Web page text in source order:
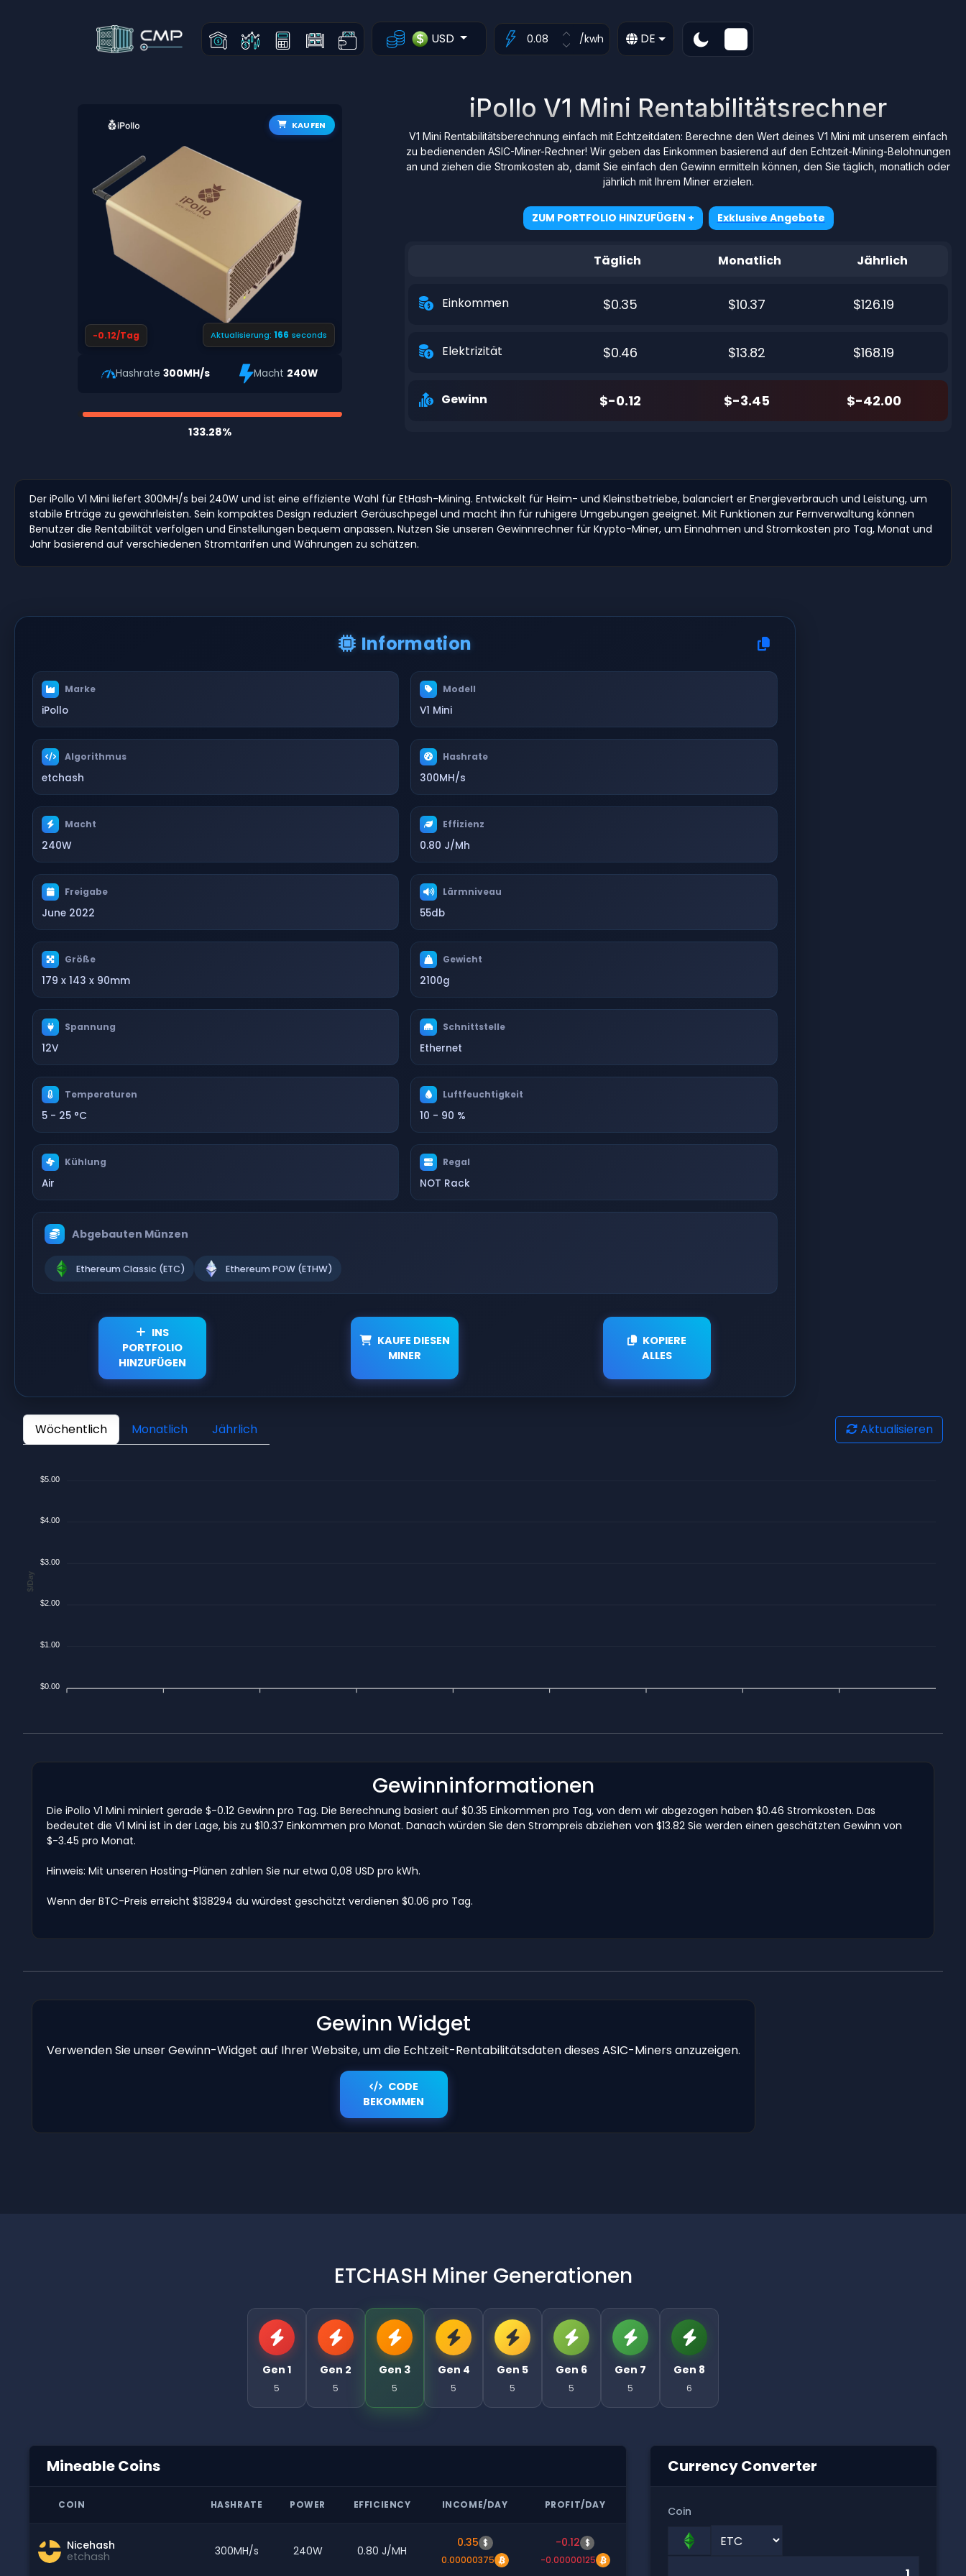
USD /kwh DE
KAUFEN
-0.12/Tag Aktualisierung: 165 seconds
Hashrate300MH/s Macht 240W
133.28%
iPollo V1 Mini Rentabilitätsrechner
V1 Mini Rentabilitätsberechnung einfach mit Echtzeitdaten: Berechne den Wert deines V1 Mini mit unserem einfach
zu bedienenden ASIC-Miner-Rechner! Wir geben das Einkommen basierend auf den Echtzeit-Mining-Belohnungen
an und ziehen die Stromkosten ab, damit Sie einfach den Gewinn ermitteln können, den Sie täglich, monatlich oder
jährlich mit Ihrem Miner erzielen.
ZUM PORTFOLIO HINZUFÜGEN + Exklusive Angebote
Täglich Monatlich Jährlich
Einkommen $0.35 $10.37 $126.19
Elektrizität $0.46 $13.82 $168.19
Gewinn $-0.12 $-3.45 $-42.00
Der iPollo V1 Mini liefert 300MH/s bei 240W und ist eine effiziente Wahl für EtHash-Mining. Entwickelt für Heim- und Kleinstbetriebe, balanciert er Energieverbrauch und Leistung, um
stabile Erträge zu gewährleisten. Sein kompaktes Design reduziert Geräuschpegel und macht ihn für ruhigere Umgebungen geeignet. Mit Funktionen zur Fernverwaltung können
Benutzer die Rentabilität verfolgen und Einstellungen bequem anpassen. Nutzen Sie unseren Gewinnrechner für Krypto-Miner, um Einnahmen und Stromkosten pro Tag, Monat und
Jahr basierend auf verschiedenen Stromtarifen und Währungen zu schätzen.
Information
Marke
iPollo
Modell
V1 Mini
Algorithmus
etchash
Hashrate
300MH/s
Macht
240W
Effizienz
0.80 J/Mh
Freigabe
June 2022
Lärmniveau
55db
Größe
179 x 143 x 90mm
Gewicht
2100g
Spannung
12V
Schnittstelle
Ethernet
Temperaturen
5 - 25 °C
Luftfeuchtigkeit
10 - 90 %
Kühlung
Air
Regal
NOT Rack
Abgebauten Münzen
Ethereum Classic (ETC) Ethereum POW (ETHW)
INS
PORTFOLIO
HINZUFÜGEN
KAUFE DIESEN
MINER
KOPIERE
ALLES
Wöchentlich Monatlich Jährlich Aktualisieren
$5.00
$4.00
$3.00
$2.00
$1.00
$0.00
$/Day
Gewinninformationen
Die iPollo V1 Mini miniert gerade $-0.12 Gewinn pro Tag. Die Berechnung basiert auf $0.35 Einkommen pro Tag, von dem wir abgezogen haben $0.46 Stromkosten. Das
bedeutet die V1 Mini ist in der Lage, bis zu $10.37 Einkommen pro Monat. Danach würden Sie den Strompreis abziehen von $13.82 Sie werden einen geschätzten Gewinn von
$-3.45 pro Monat.
Hinweis: Mit unseren Hosting-Plänen zahlen Sie nur etwa 0,08 USD pro kWh.
Wenn der BTC-Preis erreicht $138294 du würdest geschätzt verdienen $0.06 pro Tag.
Gewinn Widget
Verwenden Sie unser Gewinn-Widget auf Ihrer Website, um die Echtzeit-Rentabilitätsdaten dieses ASIC-Miners anzuzeigen.
CODE
BEKOMMEN
ETCHASH Miner Generationen
Gen 1
5
Gen 2
5
Gen 3
5
Gen 4
5
Gen 5
5
Gen 6
5
Gen 7
5
Gen 8
6
Mineable Coins
COIN HASHRATE POWER EFFICIENCY INCOME/DAY PROFIT/DAY
Nicehash
etchash
300MH/s 240W 0.80 J/MH
0.35 $
0.00000375
-0.12 $
-0.00000125
Currency Converter
Coin